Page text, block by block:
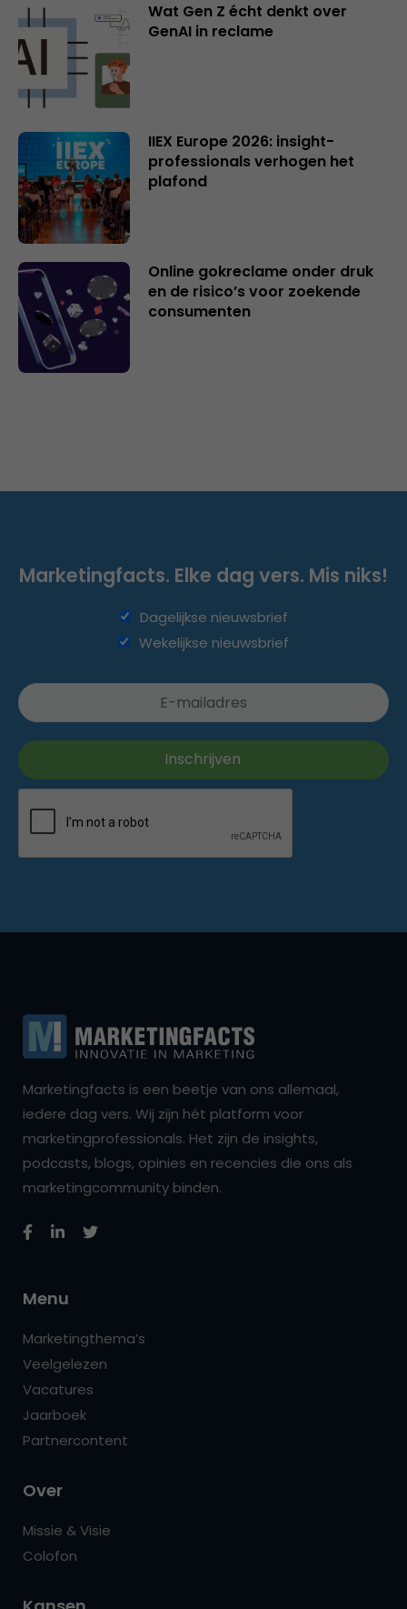
Wat Gen Z écht denkt over
GenAI in reclame
IIEX Europe 2026: insight-
professionals verhogen het
plafond
Online gokreclame onder druk
en de risico’s voor zoekende
consumenten
Marketingfacts. Elke dag vers. Mis niks!
Dagelijkse nieuwsbrief
Wekelijkse nieuwsbrief
Marketingfacts is een beetje van ons allemaal,
iedere dag vers. Wij zijn hét platform voor
marketingprofessionals. Het zijn de insights,
podcasts, blogs, opinies en recencies die ons als
marketingcommunity binden.
Menu
Marketingthema’s
Veelgelezen
Vacatures
Jaarboek
Partnercontent
Over
Missie & Visie
Colofon